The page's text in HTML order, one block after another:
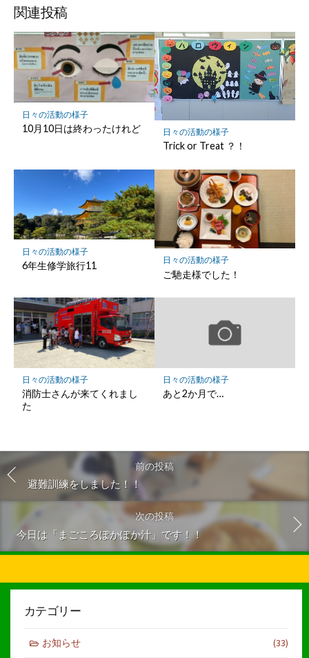
ア
ク
マ
ー
ク
存
関連投稿
日々の活動の様子
10月10日は終わったけれど 日々の活動の様子
Trick or Treat ？！
日々の活動の様子
6年生修学旅行11 日々の活動の様子
ご馳走様でした！
日々の活動の様子
消防士さんが来てくれまし
た
日々の活動の様子
あと2か月で…
前の投稿
避難訓練をしました！！
次の投稿
今日は「まごころぽかぽか汁」です！！
カテゴリー
お知らせ (33)